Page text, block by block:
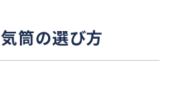
筒の選び方